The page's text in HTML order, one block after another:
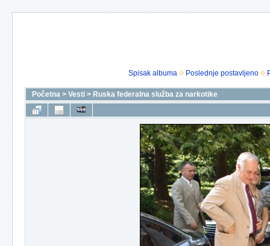
Spisak albuma Poslednje postavljeno
Početna > Vesti > Ruska federalna služba za narkotike